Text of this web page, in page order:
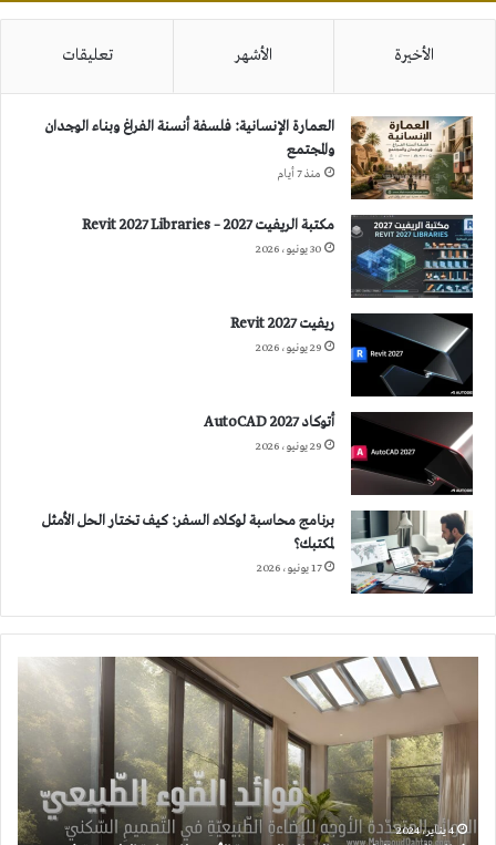
الأخيرة الأشهر تعليقات
العمارة الإنسانية: فلسفة أنسنة الفراغ وبناء الوجدان
والمجتمع
منذ 7 أيام
مكتبة الريفيت 2027 – Revit 2027 Libraries
30 يونيو، 2026
ريفيت 2027 Revit
29 يونيو، 2026
أتوكاد 2027 AutoCAD
29 يونيو، 2026
برنامج محاسبة لوكلاء السفر: كيف تختار الحل الأمثل
لمكتبك؟
17 يونيو، 2026
المتعددة
الأوجه
للإضاءة
الطبيعية
4 يناير، 2024